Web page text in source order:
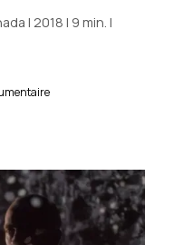
| 2018 | 9 min. |